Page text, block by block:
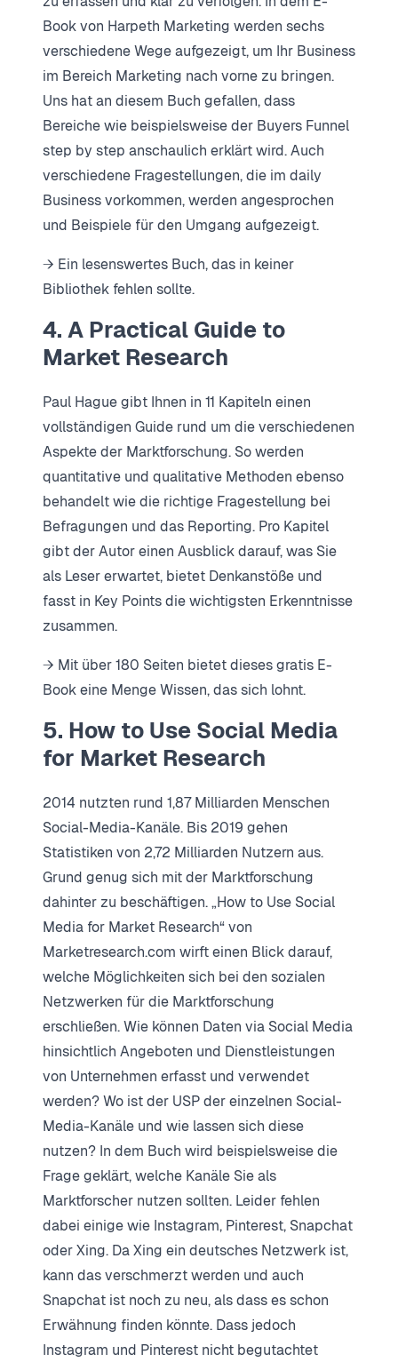
Book von Harpeth Marketing werden sechs
verschiedene Wege aufgezeigt, um Ihr Business
im Bereich Marketing nach vorne zu bringen.
Uns hat an diesem Buch gefallen, dass
Bereiche wie beispielsweise der Buyers Funnel
step by step anschaulich erklärt wird. Auch
verschiedene Fragestellungen, die im daily
Business vorkommen, werden angesprochen
und Beispiele für den Umgang aufgezeigt.
→ Ein lesenswertes Buch, das in keiner
Bibliothek fehlen sollte.
4. A Practical Guide to
Market Research
Paul Hague gibt Ihnen in 11 Kapiteln einen
vollständigen Guide rund um die verschiedenen
Aspekte der Marktforschung. So werden
quantitative und qualitative Methoden ebenso
behandelt wie die richtige Fragestellung bei
Befragungen und das Reporting. Pro Kapitel
gibt der Autor einen Ausblick darauf, was Sie
als Leser erwartet, bietet Denkanstöße und
fasst in Key Points die wichtigsten Erkenntnisse
zusammen.
→ Mit über 180 Seiten bietet dieses gratis E-
Book eine Menge Wissen, das sich lohnt.
5. How to Use Social Media
for Market Research
2014 nutzten rund 1,87 Milliarden Menschen
Social-Media-Kanäle. Bis 2019 gehen
Statistiken von 2,72 Milliarden Nutzern aus.
Grund genug sich mit der Marktforschung
dahinter zu beschäftigen. „How to Use Social
Media for Market Research“ von
Marketresearch.com wirft einen Blick darauf,
welche Möglichkeiten sich bei den sozialen
Netzwerken für die Marktforschung
erschließen. Wie können Daten via Social Media
hinsichtlich Angeboten und Dienstleistungen
von Unternehmen erfasst und verwendet
werden? Wo ist der USP der einzelnen Social-
Media-Kanäle und wie lassen sich diese
nutzen? In dem Buch wird beispielsweise die
Frage geklärt, welche Kanäle Sie als
Marktforscher nutzen sollten. Leider fehlen
dabei einige wie Instagram, Pinterest, Snapchat
oder Xing. Da Xing ein deutsches Netzwerk ist,
kann das verschmerzt werden und auch
Snapchat ist noch zu neu, als dass es schon
Erwähnung finden könnte. Dass jedoch
Instagram und Pinterest nicht begutachtet